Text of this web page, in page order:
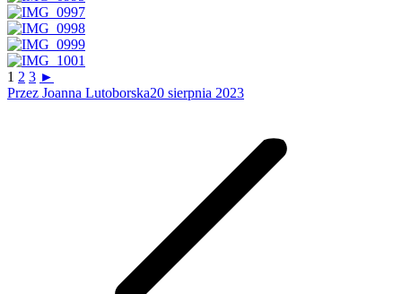
1 2 3 ►
Przez Joanna Lutoborska20 sierpnia 2023